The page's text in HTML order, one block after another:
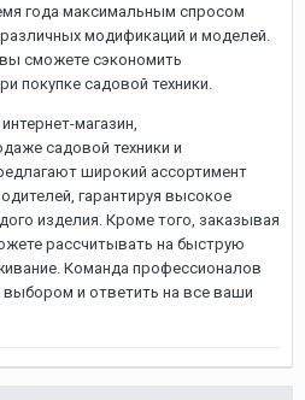
года максимальным спросом
модификаций и моделей.
сможете сэкономить
покупке садовой техники.
магазин,
садовой техники и
широкий ассортимент
гарантируя высокое
изделия. Кроме того, заказывая
рассчитывать на быструю
Команда профессионалов
и ответить на все ваши